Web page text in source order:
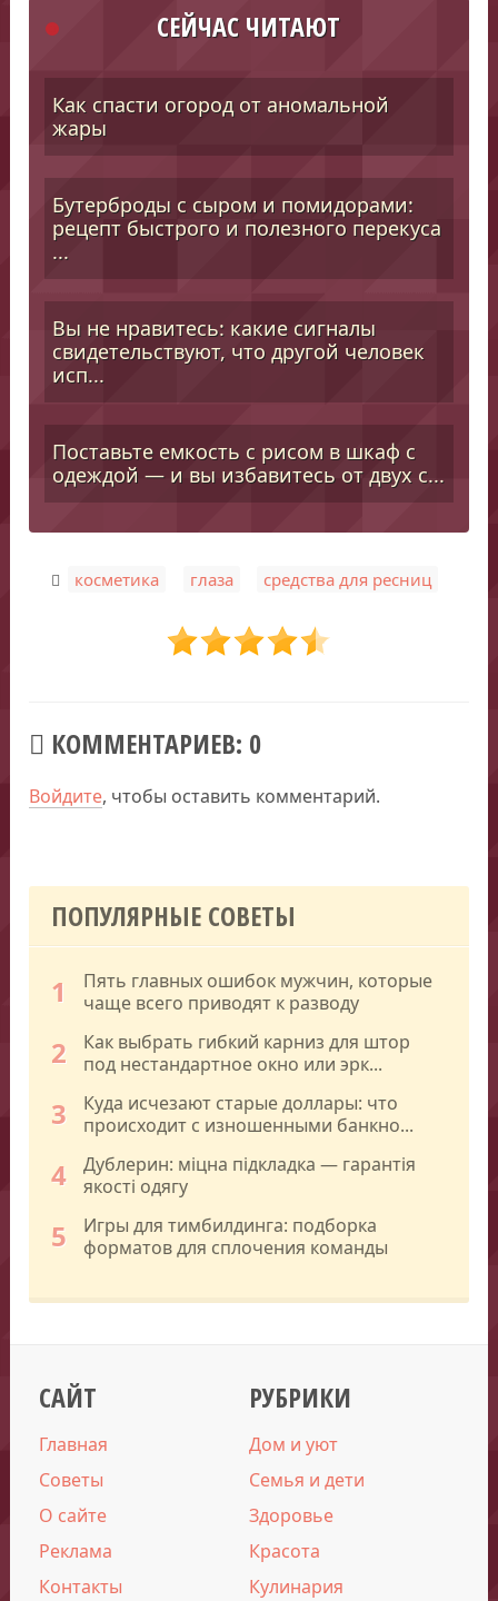
СЕЙЧАС ЧИТАЮТ
Как спасти огород от аномальной
жары
Бутерброды с сыром и помидорами:
рецепт быстрого и полезного перекуса
...
Вы не нравитесь: какие сигналы
свидетельствуют, что другой человек
исп...
Поставьте емкость с рисом в шкаф с
одеждой — и вы избавитесь от двух с...
косметика глаза средства для ресниц
КОММЕНТАРИЕВ: 0
Войдите, чтобы оставить комментарий.
ПОПУЛЯРНЫЕ СОВЕТЫ
1
Пять главных ошибок мужчин, которые
чаще всего приводят к разводу
2
Как выбрать гибкий карниз для штор
под нестандартное окно или эрк...
3
Куда исчезают старые доллары: что
происходит с изношенными банкно...
4
Дублерин: міцна підкладка — гарантія
якості одягу
5
Игры для тимбилдинга: подборка
форматов для сплочения команды
САЙТ
Главная
Советы
О сайте
Реклама
Контакты
РУБРИКИ
Дом и уют
Семья и дети
Здоровье
Красота
Кулинария